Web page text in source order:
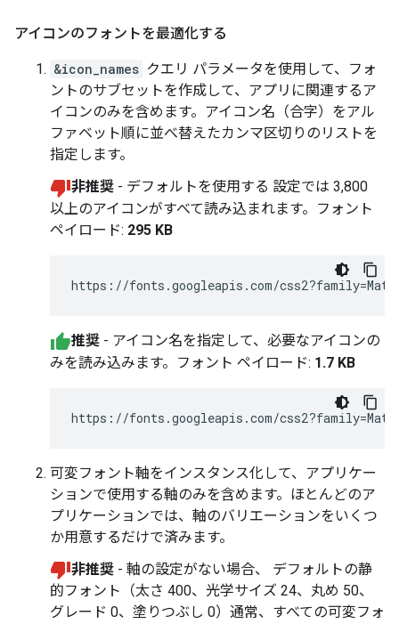
アイコンのフォントを最適化する
&icon_names クエリ パラメータを使用して、フォ
ントのサブセットを作成して、アプリに関連するア
イコンのみを含めます。アイコン名（合字）をアル
ファベット順に並べ替えたカンマ区切りのリストを
指定します。
非推奨 - デフォルトを使用する 設定では 3,800
以上のアイコンがすべて読み込まれます。フォント
ペイロード: 295 KB
推奨 - アイコン名を指定して、必要なアイコンの
みを読み込みます。フォント ペイロード: 1.7 KB
https://fonts.googleapis.com/
可変フォント軸をインスタンス化して、アプリケー
ションで使用する軸のみを含めます。ほとんどのア
プリケーションでは、軸のバリエーションをいくつ
か用意するだけで済みます。
非推奨 - 軸の設定がない場合、 デフォルトの静
的フォント（太さ 400、光学サイズ 24、丸め 50、
グレード 0、塗りつぶし 0）通常、すべての可変フォ